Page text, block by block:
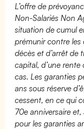
L’offre de
Non-Salariés Non
situation de cumul
prémunir contre les
décès et d’arrêt de
capital, d’une rente
cas. Les garanties
ans sous réserve
cessent, en ce qui
70e anniversaire
pour les garanties